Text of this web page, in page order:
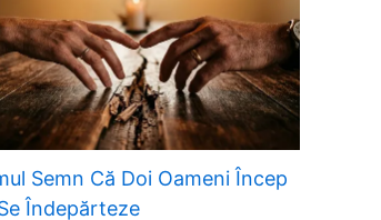
Semn Că Doi Oameni Încep
Îndepărteze